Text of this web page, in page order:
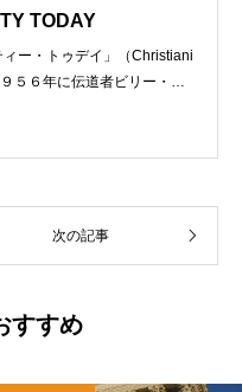
TODAY
ィー・トゥデイ」（Christiani
５６年に伝道者ビリー・グ
ル・ヘンリーにより創刊さ
のための定期刊行物。９６
開設されて記事掲載が始め
られ、オンラインの購読者
。
次の記事
すすめ